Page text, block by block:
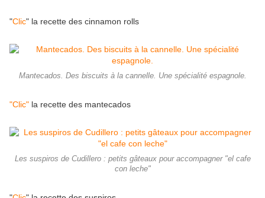
"Clic" la recette des cinnamon rolls
Mantecados. Des biscuits à la cannelle. Une spécialité espagnole.
"Clic" la recette des mantecados
Les suspiros de Cudillero : petits gâteaux pour accompagner "el cafe
con leche"